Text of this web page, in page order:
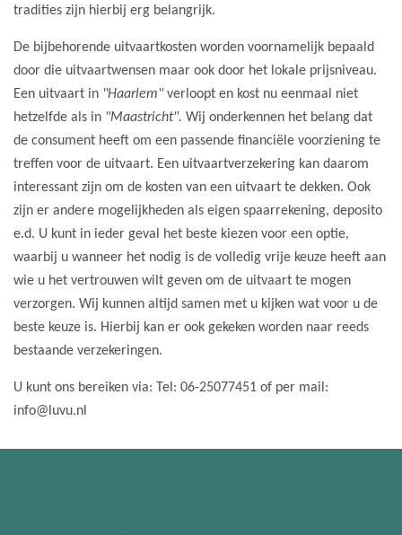
tradities zijn hierbij erg belangrijk.
De bijbehorende uitvaartkosten worden voornamelijk bepaald
door die uitvaartwensen maar ook door het lokale prijsniveau.
Een uitvaart in "Haarlem" verloopt en kost nu eenmaal niet
hetzelfde als in "Maastricht". Wij onderkennen het belang dat
de consument heeft om een passende financiële voorziening te
treffen voor de uitvaart. Een uitvaartverzekering kan daarom
interessant zijn om de kosten van een uitvaart te dekken. Ook
zijn er andere mogelijkheden als eigen spaarrekening, deposito
e.d. U kunt in ieder geval het beste kiezen voor een optie,
waarbij u wanneer het nodig is de volledig vrije keuze heeft aan
wie u het vertrouwen wilt geven om de uitvaart te mogen
verzorgen. Wij kunnen altijd samen met u kijken wat voor u de
beste keuze is. Hierbij kan er ook gekeken worden naar reeds
bestaande verzekeringen.
U kunt ons bereiken via: Tel: 06-25077451 of per mail:
info@luvu.nl